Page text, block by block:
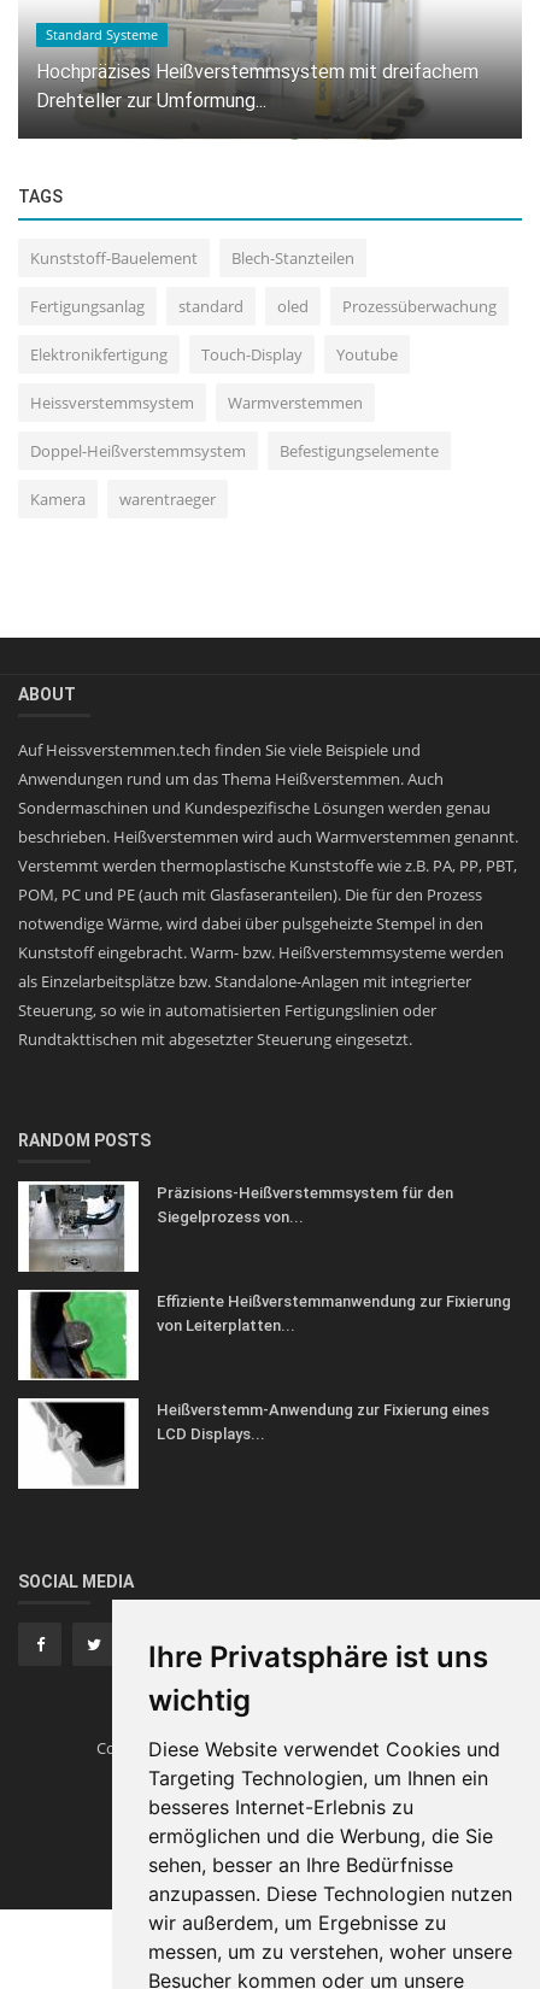
Ihre Privatsphäre ist uns
wichtig
Diese Website verwendet Cookies und
Targeting Technologien, um Ihnen ein
besseres Internet-Erlebnis zu
ermöglichen und die Werbung, die Sie
sehen, besser an Ihre Bedürfnisse
anzupassen. Diese Technologien nutzen
wir außerdem, um Ergebnisse zu
messen, um zu verstehen, woher unsere
Besucher kommen oder um unsere
Standard Systeme
Hochpräzises Heißverstemmsystem mit dreifachem
Drehteller zur Umformung...
TAGS
Kunststoff-Bauelement Blech-Stanzteilen
Fertigungsanlag standard oled Prozessüberwachung
Elektronikfertigung Touch-Display Youtube
Heissverstemmsystem Warmverstemmen
Doppel-Heißverstemmsystem Befestigungselemente
Kamera warentraeger
ABOUT
Auf Heissverstemmen.tech finden Sie viele Beispiele und
Anwendungen rund um das Thema Heißverstemmen. Auch
Sondermaschinen und Kundespezifische Lösungen werden genau
beschrieben. Heißverstemmen wird auch Warmverstemmen genannt.
Verstemmt werden thermoplastische Kunststoffe wie z.B. PA, PP, PBT,
POM, PC und PE (auch mit Glasfaseranteilen). Die für den Prozess
notwendige Wärme, wird dabei über pulsgeheizte Stempel in den
Kunststoff eingebracht. Warm- bzw. Heißverstemmsysteme werden
als Einzelarbeitsplätze bzw. Standalone-Anlagen mit integrierter
Steuerung, so wie in automatisierten Fertigungslinien oder
Rundtakttischen mit abgesetzter Steuerung eingesetzt.
RANDOM POSTS
Präzisions-Heißverstemmsystem für den
Siegelprozess von...
Effiziente Heißverstemmanwendung zur Fixierung
von Leiterplatten...
Heißverstemm-Anwendung zur Fixierung eines
LCD Displays...
SOCIAL MEDIA
Copyright © Heissverstemmen.techTraumautos
Impressum